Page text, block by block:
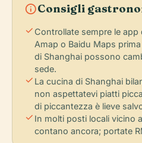
infoConsigli
check Controllate sempre le
Amap o Baidu Maps
di Shanghai possono
sede.
check La cucina di Shanghai
non aspettatevi piatti
di piccantezza è lieve
check In molti posti locali vicino
contano ancora; portate